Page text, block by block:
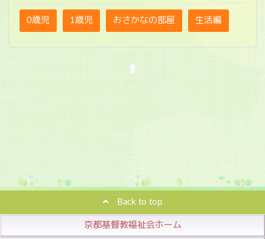
0歳児 1歳児 おさかなの部屋 生活編
Back to top
京都基督教福祉会ホーム